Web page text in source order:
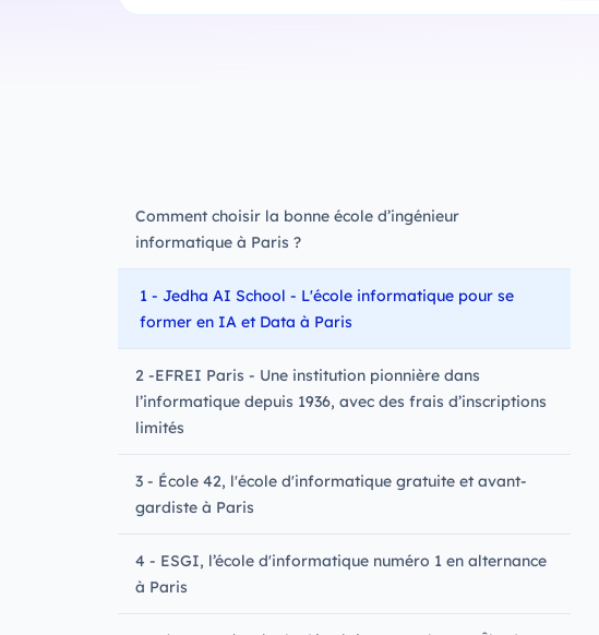
Comment choisir la bonne école d’ingénieur
informatique à Paris ?
1 - Jedha AI School - L'école informatique pour se
former en IA et Data à Paris
2 -EFREI Paris - Une institution pionnière dans
l’informatique depuis 1936, avec des frais d’inscriptions
limités
3 - École 42, l'école d'informatique gratuite et avant-
gardiste à Paris
4 - ESGI, l’école d'informatique numéro 1 en alternance
à Paris